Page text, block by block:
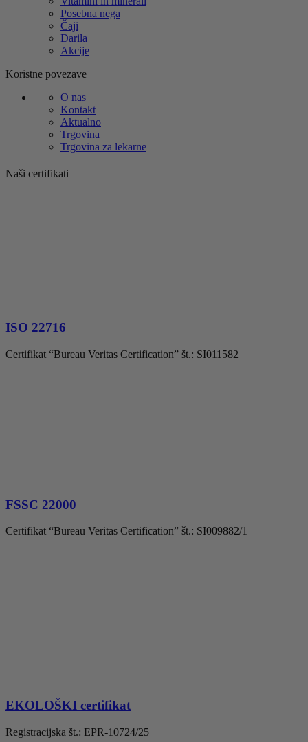
Posebna nega
Čaji
Darila
Akcije
Koristne povezave
O nas
Kontakt
Aktualno
Trgovina
Trgovina za lekarne
Naši certifikati
ISO 22716
Certifikat “Bureau Veritas Certification” št.: SI011582
FSSC 22000
Certifikat “Bureau Veritas Certification” št.: SI009882/1
EKOLOŠKI certifikat
Registracijska št.: EPR-10724/25